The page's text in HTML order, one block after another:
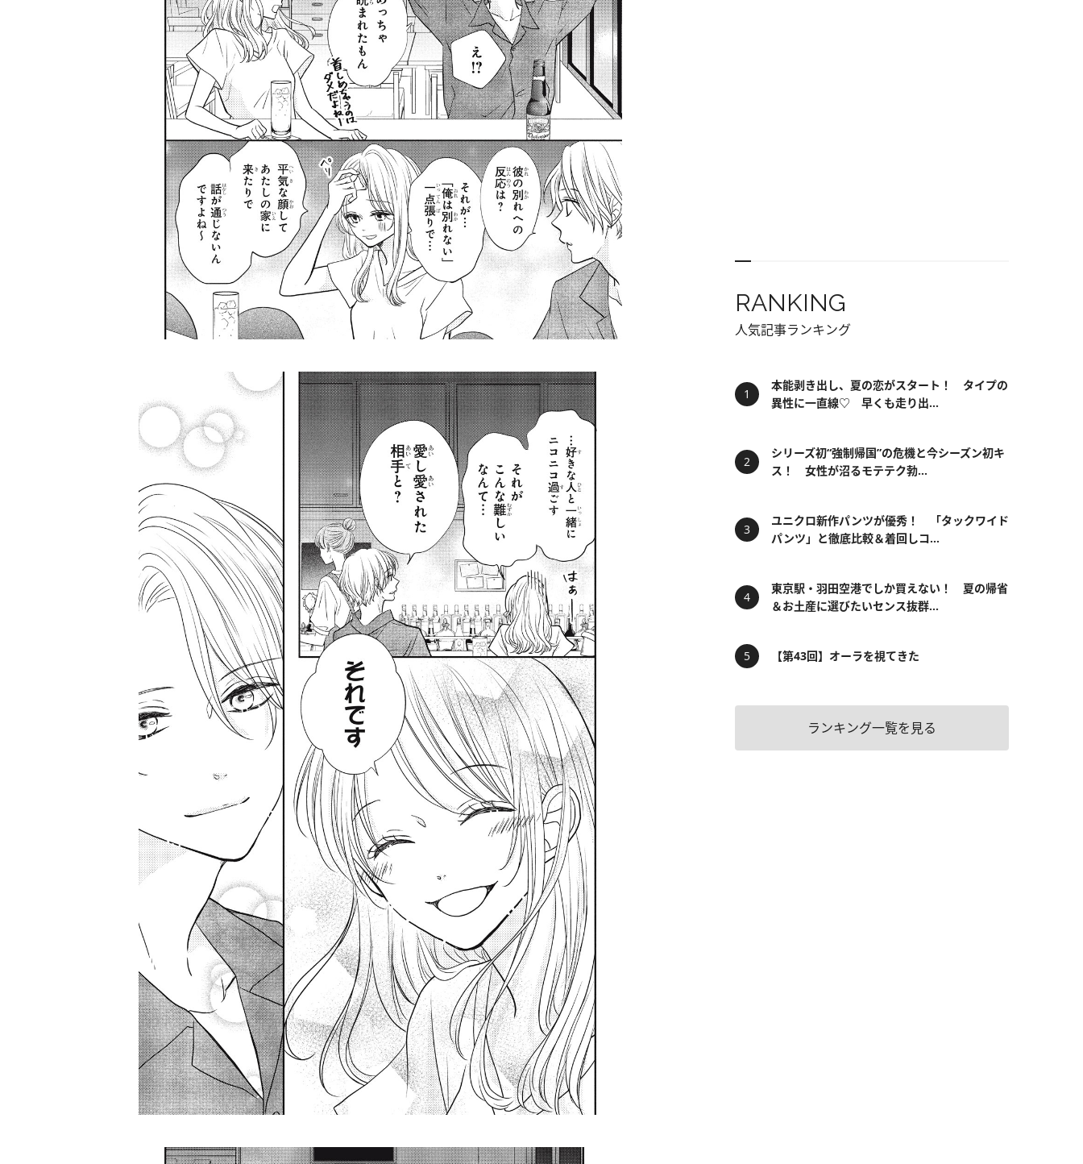
RANKING
人気記事ランキング
本能剥き出し、夏の恋がスタート！ タイプの
異性に一直線♡ 早くも走り出...
シリーズ初“強制帰国”の危機と今シーズン初キ
ス！ 女性が沼るモテテク勃...
ユニクロ新作パンツが優秀！ 「タックワイド
パンツ」と徹底比較＆着回しコ...
東京駅・羽田空港でしか買えない！ 夏の帰省
＆お土産に選びたいセンス抜群...
【第43回】オーラを視てきた
ランキング一覧を見る